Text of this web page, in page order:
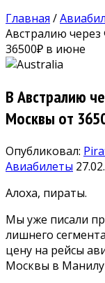
Главная /
Австралию
36500₽ в июне
В Австралию
Москвы от
Опубликовал:
Авиабилеты
Алоха, пираты.
Мы уже писали
лишнего
цену на рейсы
Москвы в